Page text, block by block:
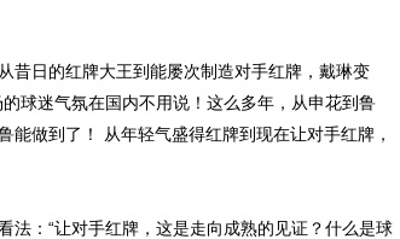
日的红牌大王到能屡次制造对手红牌，戴琳变
球迷气氛在国内不用说！这么多年，从申花到鲁
做到了！ 从年轻气盛得红牌到现在让对手红牌，
：“让对手红牌，这是走向成熟的见证？什么是球